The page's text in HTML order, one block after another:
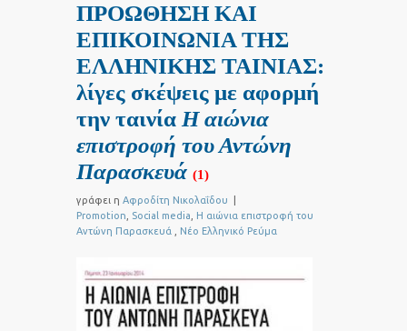
ΠΡΟΩΘΗΣΗ ΚΑΙ
ΕΠΙΚΟΙΝΩΝΙΑ ΤΗΣ
ΕΛΛΗΝΙΚΗΣ ΤΑΙΝΙΑΣ:
λίγες σκέψεις με αφορμή
την ταινία Η αιώνια
επιστροφή του Αντώνη
Παρασκευά (1)
γράφει η Αφροδίτη Νικολαΐδου
Promotion
Social media
Η αιώνια επιστροφή του
Αντώνη Παρασκευά
Νέο Ελληνικό Ρεύμα